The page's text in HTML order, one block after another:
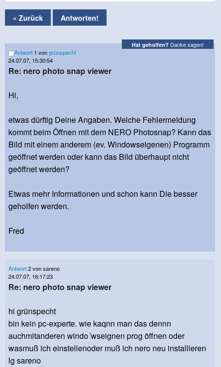
« Zurück Antworten!
Hat geholfen? Danke sagen!
Antwort 1 vongrünspecht
24.07.07, 15:30:54
Re: nero photo snap viewer
Hi,
etwas dürftig Deine Angaben. Welche Fehlermeldung
kommt beim Öffnen mit dem NERO Photosnap? Kann das
Bild mit einem anderem (ev. Windowseigenen) Programm
geöffnet werden oder kann das Bild überhaupt nicht
geöffnet werden?
Etwas mehr Informationen und schon kann Die besser
geholfen werden.
Fred
Antwort2 von sareno
24.07.07, 16:17:23
Re: nero photo snap viewer
hi grünspecht
bin kein pc-experte. wie kaqnn man das dennn
auchmitanderen windo´wseignen prog öffnen oder
wasmuß ich einstellenoder muß ich nero neu installieren
lg sareno